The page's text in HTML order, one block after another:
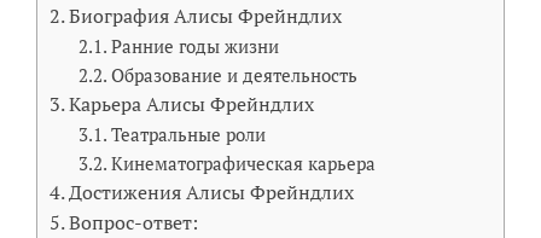
Биография Алисы Фрейндлих
Ранние годы жизни
Образование и деятельность
Карьера Алисы Фрейндлих
Театральные роли
Кинематографическая карьера
Достижения Алисы Фрейндлих
Вопрос-ответ: